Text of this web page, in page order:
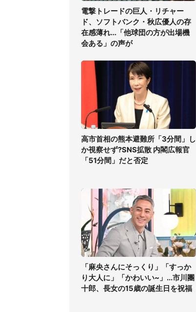
電撃トレードの巨人・リチャー
ド、ソフトバンク・秋広優人の存
在感薄れ...「他球団の方が出場機
会ある」の声が
高市首相の熊本避難所「3分間」し
か視察せず?SNS拡散 内閣広報官
「51分間」だと否定
「麻央さんにそっくり」「すっか
り大人に」「かわいい~」...市川團
十郎、長女の15歳の誕生日を祝福